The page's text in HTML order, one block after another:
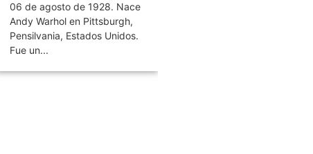
06 de agosto de 1928. Nace
Andy Warhol en Pittsburgh,
Pensilvania, Estados Unidos.
Fue un...